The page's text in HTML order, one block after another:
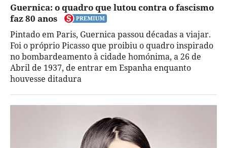
Guernica: o quadro que lutou contra o fascismo
faz 80 anos
Pintado em Paris, Guernica passou décadas a viajar.
Foi o próprio Picasso que proibiu o quadro inspirado
no bombardeamento à cidade homónima, a 26 de
Abril de 1937, de entrar em Espanha enquanto
houvesse ditadura